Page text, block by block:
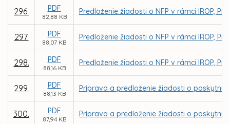
296. PDF
82,88 KB
Predloženie žiadosti o NFP v rámci IROP,
297. PDF
88,07 KB
Predloženie žiadosti o NFP v rámci IROP,
298. PDF
88,16 KB
Predloženie žiadosti o NFP v rámci IROP,
299. PDF
88,13 KB
Príprava a predloženie žiadosti o
300. PDF
87,94 KB
Príprava a predloženie žiadosti o